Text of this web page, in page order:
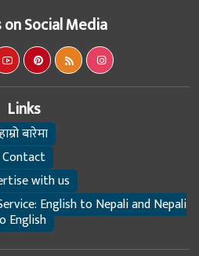
on Social Media
Links
हाम्रो बारेमा
Contact
with us
English to Nepali and Nepali
English